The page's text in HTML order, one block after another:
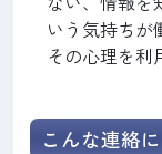
いう気持ちが
その心理を利
こんな連絡